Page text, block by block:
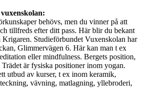
behövs, men du vinner på att
tillfreds efter ditt pass. Här blir du bekant
Krigaren. Studieförbundet Vuxenskolan har
Glimmervägen 6. Här kan man t ex
eller mindfulness. Bergets position,
är fysiska positioner inom yogan.
utbud av kurser, t ex inom keramik,
vävning, matlagning, yllebroderi,